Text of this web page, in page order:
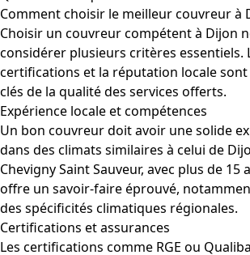
Comment choisir le meilleur couvreur à
Choisir un couvreur compétent à Dijon
considérer plusieurs critères essentiels.
certifications et la réputation locale
clés de la qualité des services offerts.
Expérience locale et compétences
Un bon couvreur doit avoir une solide
dans des climats similaires à celui de
Chevigny Saint Sauveur, avec plus de 15
offre un savoir-faire éprouvé,
des spécificités climatiques régionales.
Certifications et assurances
Les certifications comme RGE ou